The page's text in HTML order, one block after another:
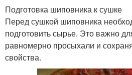
Подготовка шиповника к сушке
Перед сушкой шиповника
подготовить сырье. Это важно
равномерно просыхали и
свойства.